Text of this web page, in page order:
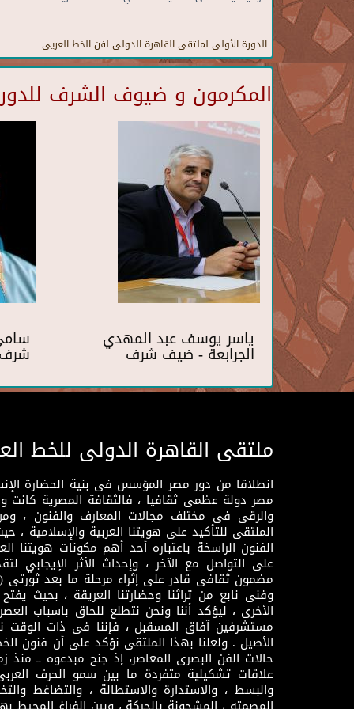
الدورة الأولى لملتقى القاهرة الدولى لفن الخط العريى
المكرمون و ضيوف الشرف
ياسر يوسف عبد المهدي
الجرابعة - ضيف شرف
ملتقى القاهرة الدولى للخط
انطلاقا من دور مصر المؤسس فى بنية الحضارة
مصر دولة عظمى ثقافيا ، فالثقافة المصرية
والرقى فى مختلف مجالات المعارف والفنون ،
الملتقى للتأكيد على هويتنا العربية والإسلامية
الفنون الراسخة باعتباره أحد أهم مكونات هويتنا
على التواصل مع الآخر ، وإحداث الأثر الإيجابي
وفنى نابع من تراثنا وحضارتنا العريقة ، بحيث يفتح
الأخرى ، ليؤكد أننا ونحن نتطلع للحاق باسباب
مستشرفين آفاق المسقبل ، فإننا فى ذات الوقت
الأصيل . ولعلنا بهذا الملتقى نؤكد على أن فنون
حالات الفن البصرى المعاصر، إذ جنح مبدعوه ــ منذ
علاقات تشكيلية متفردة ما بين سمو الحرف
والبسط ، والاستدارة والاستطالة ، والتضاغط